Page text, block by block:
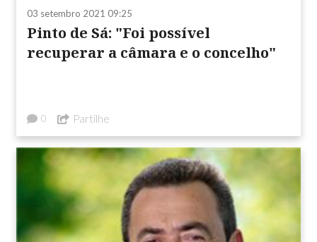
03 setembro 2021 09:25
Pinto de Sá: "Foi possível
recuperar a câmara e o concelho"
0 Partilhe